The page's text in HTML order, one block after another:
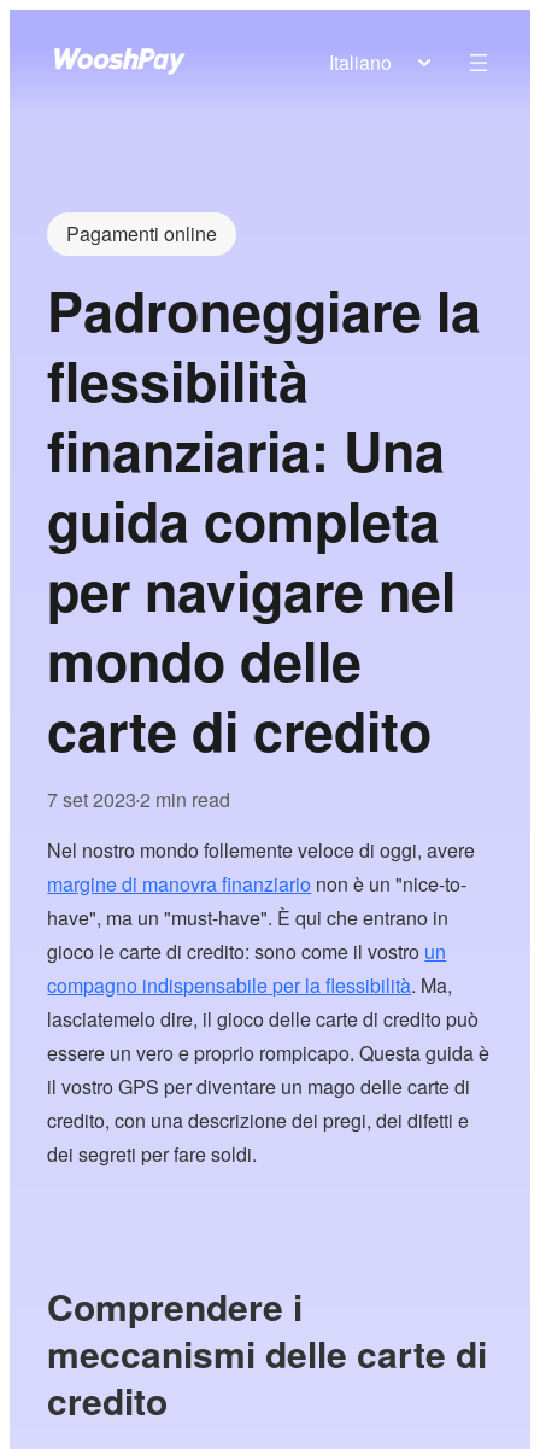
Italiano
Pagamenti online
Padroneggiare la
flessibilità
finanziaria: Una
guida completa
per navigare nel
mondo delle
carte di credito
7 set 2023•2 min read
Nel nostro mondo follemente veloce di oggi, avere
margine di manovra finanziario non è un "nice-to-
have", ma un "must-have". È qui che entrano in
gioco le carte di credito: sono come il vostro un
compagno indispensabile per la flessibilità. Ma,
lasciatemelo dire, il gioco delle carte di credito può
essere un vero e proprio rompicapo. Questa guida è
il vostro GPS per diventare un mago delle carte di
credito, con una descrizione dei pregi, dei difetti e
dei segreti per fare soldi.
Comprendere i
meccanismi delle carte di
credito